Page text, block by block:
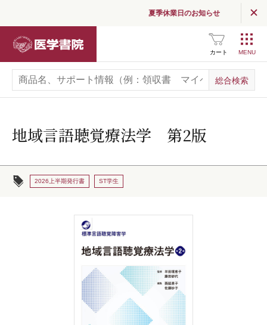
夏季休業日のお知らせ
カート
地域言語聴覚療法学 第2版
2026上半期発行書 ST学生